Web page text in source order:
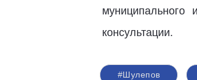
консультации.
#Шулепов